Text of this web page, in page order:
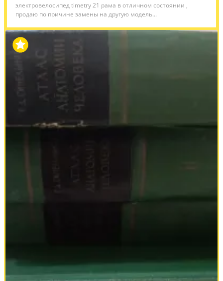
электровелосипед timetry 21 рама в отличном состоянии ,
продаю по причине замены на другую модель...